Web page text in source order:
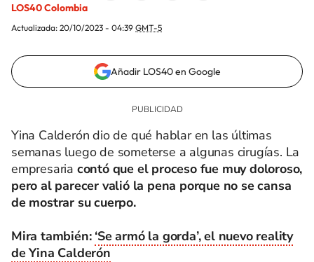
LOS40 Colombia
Actualizada: 20/10/2023 - 04:39 GMT-5
Añadir LOS40 en Google
Yina Calderón dio de qué hablar en las últimas
semanas luego de someterse a algunas cirugías. La
empresaria contó que el proceso fue muy doloroso,
pero al parecer valió la pena porque no se cansa
de mostrar su cuerpo.
Mira también: ‘Se armó la gorda’, el nuevo reality
de Yina Calderón